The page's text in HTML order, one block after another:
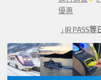
優惠
↓JR PASS